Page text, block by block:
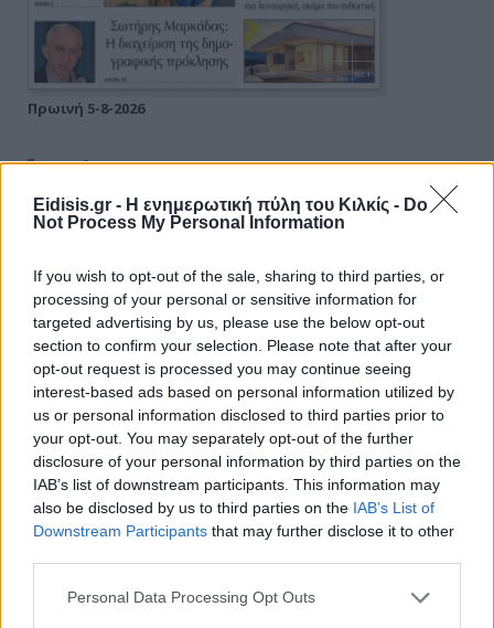
Eidisis.gr - Η ενημερωτική πύλη του Κιλκίς - Do
Not Process My Personal Information
If you wish to opt-out of the sale, sharing to third parties, or
processing of your personal or sensitive information for
targeted advertising by us, please use the below opt-out
section to confirm your selection. Please note that after your
opt-out request is processed you may continue seeing
interest-based ads based on personal information utilized by
us or personal information disclosed to third parties prior to
your opt-out. You may separately opt-out of the further
disclosure of your personal information by third parties on the
IAB’s list of downstream participants. This information may
also be disclosed by us to third parties on the IAB’s List of
Downstream Participants that may further disclose it to other
Personal Data Processing Opt Outs
Πρωινή 5-8-2026
Ειδήσεις